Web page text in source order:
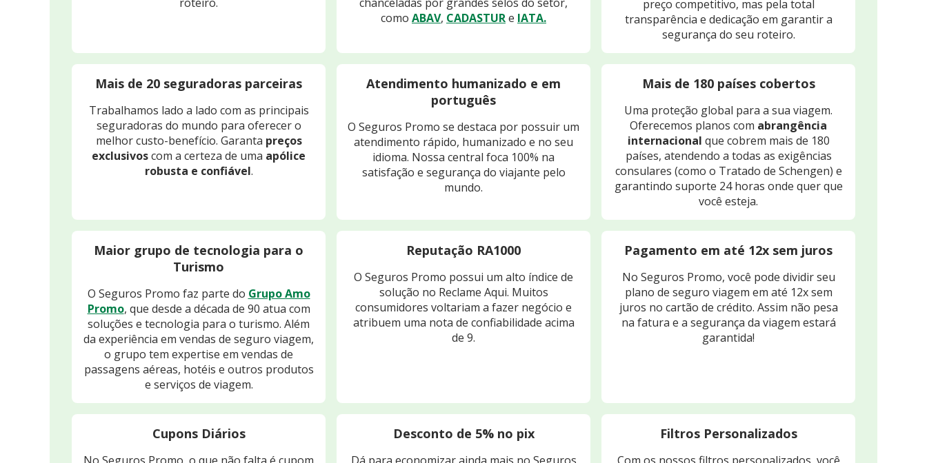
como ABAV, CADASTURe IATA.
preço competitivo, mas pela total
transparência e dedicação em garantir a
segurança do seu roteiro.
Mais de 20 seguradoras parceiras
Trabalhamos lado a lado com as principais
seguradoras do mundo para oferecer o
melhor custo-benefício. Garanta preços
exclusivoscom a certeza de uma apólice
robusta e confiável.
Atendimento humanizado e em
português
O Seguros Promo se destaca por possuir um
atendimento rápido, humanizado e no seu
idioma. Nossa central foca 100% na
satisfação e segurança do viajante pelo
mundo.
Mais de 180 países cobertos
Uma proteção global para a sua viagem.
Oferecemos planos com abrangência
internacional que cobrem mais de 180
países, atendendo a todas as exigências
consulares (como o Tratado de Schengen) e
garantindo suporte 24 horas onde quer que
você esteja.
Maior grupo de tecnologia para o
Turismo
O Seguros Promo faz parte do Grupo Amo
Promo, que desde a década de 90 atua com
soluções e tecnologia para o turismo. Além
da experiência em vendas de seguro viagem,
o grupo tem expertise em vendas de
passagens aéreas, hotéis e outros produtos
e serviços de viagem.
Reputação RA1000
O Seguros Promo possui um alto índice de
solução no Reclame Aqui. Muitos
consumidores voltariam a fazer negócio e
atribuem uma nota de confiabilidade acima
de 9.
Pagamento em até 12x sem juros
No Seguros Promo, você pode dividir seu
plano de seguro viagem em até 12x sem
juros no cartão de crédito. Assim não pesa
na fatura e a segurança da viagem estará
garantida!
Cupons Diários Desconto de 5% no pix Filtros Personalizados